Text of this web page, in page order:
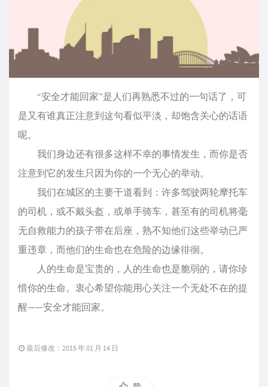
“安全才能回家”是人们再熟悉不过的一句话了，可
是又有谁真正注意到这句看似平淡，却饱含关心的话语
呢。
我们身边还有很多这样不幸的事情发生，而你是否
注意到它的发生只因为你的一个无心的举动。
我们在城区的主要干道看到：许多驾驶两轮摩托车
的司机，或不戴头盔，或单手骑车，甚至有的司机将毫
无自救能力的孩子带在后座，熟不知他们这些举动已严
重违章，而他们的生命也在危险的边缘徘徊。
人的生命是宝贵的，人的生命也是脆弱的，请你珍
惜你的生命。衷心希望你能用心关注一个无处不在的提
醒——安全才能回家。
最后修改：2015 年 01 月 14 日